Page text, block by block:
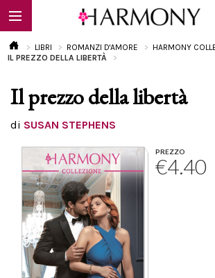
EBOOK
Calendario
FAQ
LIBRI ROMANZI D'AMORE
HARMONY
IL PREZZO DELLA LIBERTÀ
Il prezzo della libertà
di SUSAN STEPHENS
PREZZO
€4.40